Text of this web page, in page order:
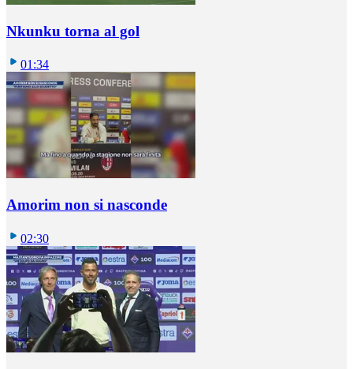
Nkunku torna al gol
01:34
Amorim non si nasconde
02:30